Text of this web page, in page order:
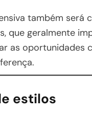
também será
que geralmente
as oportunidades
estilos